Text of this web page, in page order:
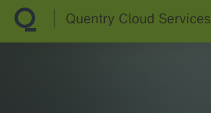
Quentry Cloud Services